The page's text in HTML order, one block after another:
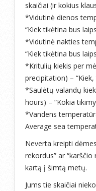
skaičiai (ir kokius
*Vidutinė dienos
“Kiek tikėtina bus
*Vidutinė nakties
“Kiek tikėtina bus
*Kritulių kiekis per
precipitation) – “Kiek,
*Saulėtų valandų
hours) – “Kokia
*Vandens
Average sea
Neverta kreipti
rekordus” ar
kartą į šimtą metų.
Jums tie skaičiai